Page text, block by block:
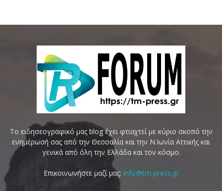
Το ειδησεογραφικό μας blog έχει φτιαχτεί με κύριο σκοπό την
ενημέρωσή σας από την Θεσσαλία και την Ν.Ιωνία Αττικής και
γενικά από όλη την Ελλάδα και τον κόσμο.
Επικοινωνήστε μαζί μας: info@tm-press.gr